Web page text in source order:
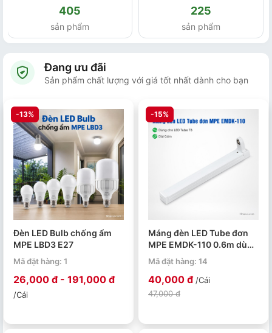
405
sản phẩm
225
sản phẩm
Đang ưu đãi
Sản phẩm chất lượng với giá tốt nhất dành cho bạn
-13%
Đèn LED Bulb chống ẩm
MPE LBD3 E27
Mã đặt hàng: 1
26,000 đ - 191,000 đ
/Cái
-15%
Máng đèn LED Tube đơn
MPE EMDK-110 0.6m dùng
cho bóng T8
Mã đặt hàng: 14
40,000 đ /Cái
47,000 đ